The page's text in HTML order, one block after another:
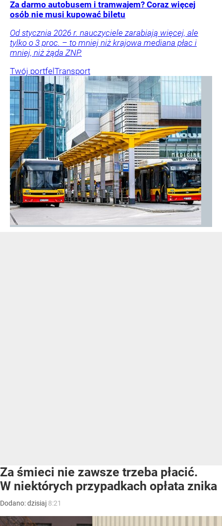
Za darmo autobusem i tramwajem? Coraz więcej
osób nie musi kupować biletu
Od stycznia 2026 r. nauczyciele zarabiają więcej, ale
tylko o 3 proc. – to mniej niż krajowa mediana płac i
mniej, niż żąda ZNP.
Twój portfel Transport
Za śmieci nie zawsze trzeba płacić.
W niektórych przypadkach opłata znika
Dodano:dzisiaj 8:21